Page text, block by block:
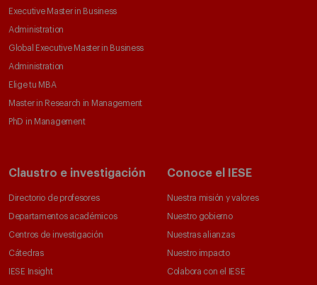
Executive Master in Business
Administration
Global Executive Master in Business
Administration
Elige tu MBA
Master in Research in Management
PhD in Management
Claustro e investigación
Directorio de profesores
Departamentos académicos
Centros de investigación
Cátedras
IESE Insight
Conoce el IESE
Nuestra misión y valores
Nuestro gobierno
Nuestras alianzas
Nuestro impacto
Colabora con el IESE